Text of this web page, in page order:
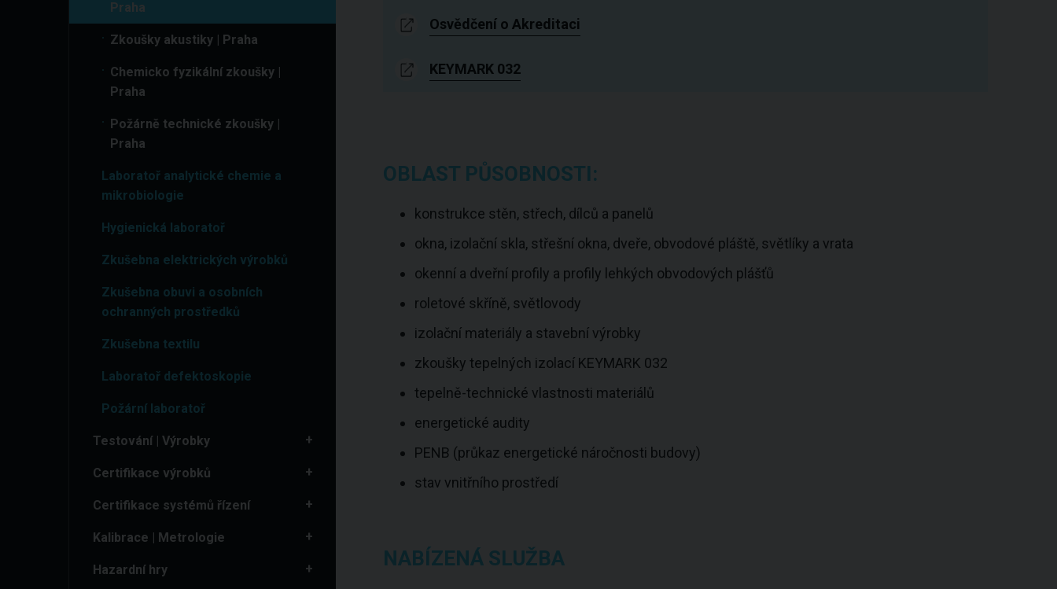
Praha
Zkoušky akustiky | Praha
Chemicko fyzikální zkoušky |
Praha
Požárně technické zkoušky |
Praha
Laboratoř analytické chemie a
mikrobiologie
Hygienická laboratoř
Zkušebna elektrických výrobků
Zkušebna obuvi a osobních
ochranných prostředků
Zkušebna textilu
Laboratoř defektoskopie
Požární laboratoř
Testování | Výrobky
Certifikace výrobků
Certifikace systémů řízení
Kalibrace | Metrologie
Hazardní hry
Osvědčení o Akreditaci
KEYMARK 032
OBLAST PŮSOBNOSTI:
konstrukce stěn, střech, dílců a panelů
okna, izolační skla, střešní okna, dveře, obvodové pláště, světlíky a vrata
okenní a dveřní profily a profily lehkých obvodových plášťů
roletové skříně, světlovody
izolační materiály a stavební výrobky
zkoušky tepelných izolací KEYMARK 032
tepelně-technické vlastnosti materiálů
energetické audity
PENB (průkaz energetické náročnosti budovy)
stav vnitřního prostředí
NABÍZENÁ SLUŽBA